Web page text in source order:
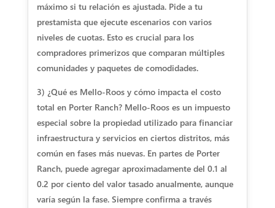
máximo si tu relación es ajustada. Pide a tu
prestamista que ejecute escenarios con varios
niveles de cuotas. Esto es crucial para los
compradores primerizos que comparan múltiples
comunidades y paquetes de comodidades.
3) ¿Qué es Mello-Roos y cómo impacta el costo
total en Porter Ranch?Mello-Roos es un impuesto
especial sobre la propiedad utilizado para financiar
infraestructura y servicios en ciertos distritos, más
común en fases más nuevas. En partes de Porter
Ranch, puede agregar aproximadamente del 0.1 al
0.2 por ciento del valor tasado anualmente, aunque
varía según la fase. Siempre confirma a través